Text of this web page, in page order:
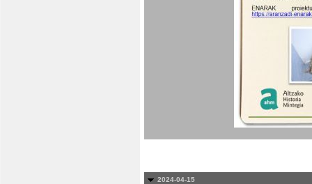
2024-04-15